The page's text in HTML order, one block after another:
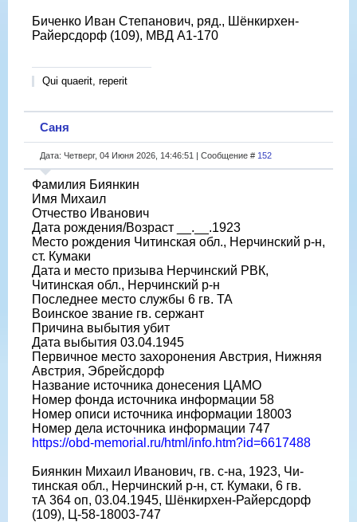
Биченко Иван Степанович, ряд., Шёнкирхен-
Райерсдорф (109), МВД A1-170
Qui quaerit, reperit
Саня
Дата: Четверг, 04 Июня 2026, 14:46:51 | Сообщение # 152
Фамилия Биянкин
Имя Михаил
Отчество Иванович
Дата рождения/Возраст __.__.1923
Место рождения Читинская обл., Нерчинский р-н,
ст. Кумаки
Дата и место призыва Нерчинский РВК,
Читинская обл., Нерчинский р-н
Последнее место службы 6 гв. ТА
Воинское звание гв. сержант
Причина выбытия убит
Дата выбытия 03.04.1945
Первичное место захоронения Австрия, Нижняя
Австрия, Эбрейсдорф
Название источника донесения ЦАМО
Номер фонда источника информации 58
Номер описи источника информации 18003
Номер дела источника информации 747
https://obd-memorial.ru/html/info.htm?id=6617488
Биянкин Михаил Иванович, гв. с-на, 1923, Чи-
тинская обл., Нерчинский р-н, ст. Кумаки, 6 гв.
тА 364 оп, 03.04.1945, Шёнкирхен-Райерсдорф
(109), Ц-58-18003-747